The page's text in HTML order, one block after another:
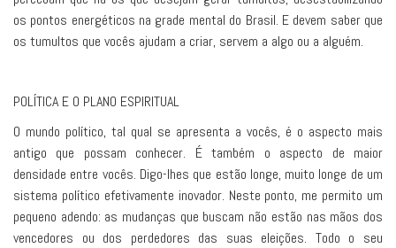
os pontos energéticos na grade mental do Brasil. E devem saber que
os tumultos que vocês ajudam a criar, servem a algo ou a alguém.
POLÍTICA E O PLANO ESPIRITUAL
O mundo político, tal qual se apresenta a vocês, é o aspecto mais
antigo que possam conhecer. É também o aspecto de maior
densidade entre vocês. Digo-lhes que estão longe, muito longe de um
sistema político efetivamente inovador. Neste ponto, me permito um
pequeno adendo: as mudanças que buscam não estão nas mãos dos
vencedores ou dos perdedores das suas eleições. Todo o seu